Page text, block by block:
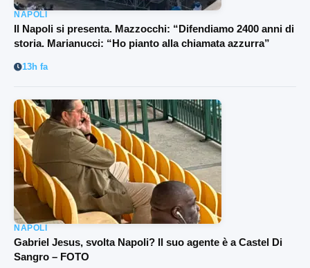
NAPOLI
Il Napoli si presenta. Mazzocchi: “Difendiamo 2400 anni di
storia. Marianucci: “Ho pianto alla chiamata azzurra”
13h fa
NAPOLI
Gabriel Jesus, svolta Napoli? Il suo agente è a Castel Di
Sangro – FOTO